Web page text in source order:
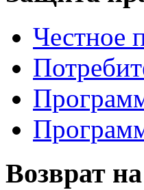
Честное
Возврат